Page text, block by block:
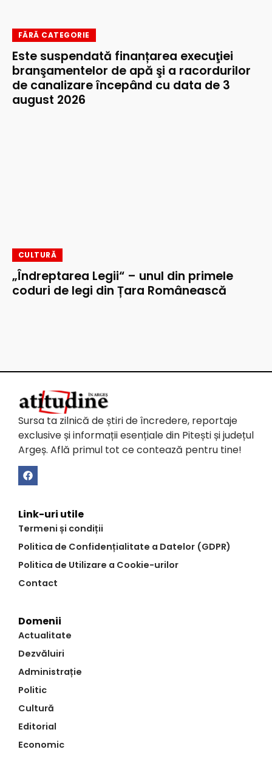
FĂRĂ CATEGORIE
Este suspendată finanțarea execuţiei
branşamentelor de apă şi a racordurilor
de canalizare începând cu data de 3
august 2026
CULTURĂ
„Îndreptarea Legii“ – unul din primele
coduri de legi din Țara Românească
Sursa ta zilnică de știri de încredere, reportaje
exclusive și informații esențiale din Pitești și județul
Argeș. Află primul tot ce contează pentru tine!
Link-uri utile
Termeni și condiții
Politica de Confidențialitate a Datelor (GDPR)
Politica de Utilizare a Cookie-urilor
Contact
Domenii
Actualitate
Dezvăluiri
Administrație
Politic
Cultură
Editorial
Economic